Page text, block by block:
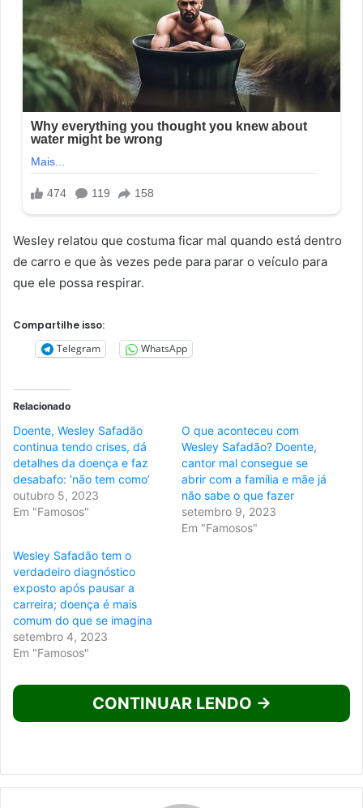
Wesley relatou que costuma ficar mal quando está dentro
de carro e que às vezes pede para parar o veículo para
que ele possa respirar.
Compartilhe isso:
Telegram
WhatsApp
Relacionado
Doente, Wesley Safadão
continua tendo crises, dá
detalhes da doença e faz
desabafo: ‘não tem como’
outubro 5, 2023
Em "Famosos"
O que aconteceu com
Wesley Safadão? Doente,
cantor mal consegue se
abrir com a família e mãe já
não sabe o que fazer
setembro 9, 2023
Em "Famosos"
Wesley Safadão tem o
verdadeiro diagnóstico
exposto após pausar a
carreira; doença é mais
comum do que se imagina
setembro 4, 2023
Em "Famosos"
CONTINUAR LENDO →